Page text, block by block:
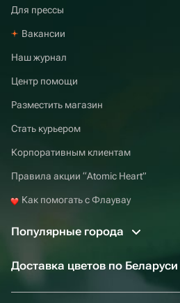
Для прессы
Вакансии
Наш журнал
Центр помощи
Разместить магазин
Стать курьером
Корпоративным клиентам
Правила акции “Atomic Heart”
Как помогать с Флаувау
Популярные города
Доставка цветов по Беларуси